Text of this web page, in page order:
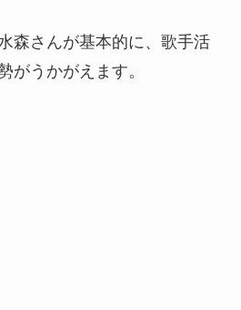
森さんが基本的に、歌手活
がうかがえます。